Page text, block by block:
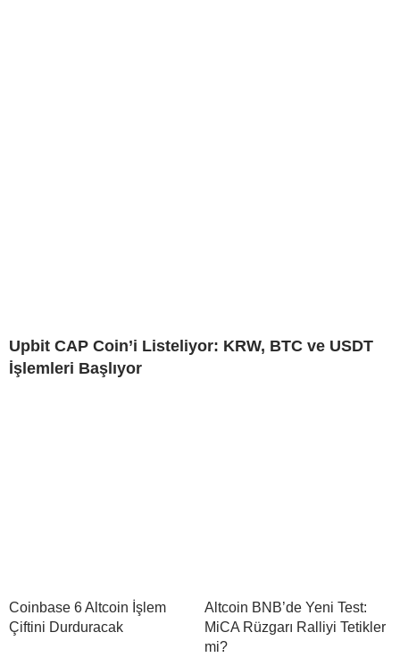
Upbit CAP Coin’i Listeliyor: KRW, BTC ve USDT
İşlemleri Başlıyor
Coinbase 6 Altcoin İşlem
Çiftini Durduracak
Altcoin BNB’de Yeni Test:
MiCA Rüzgarı Ralliyi Tetikler
mi?